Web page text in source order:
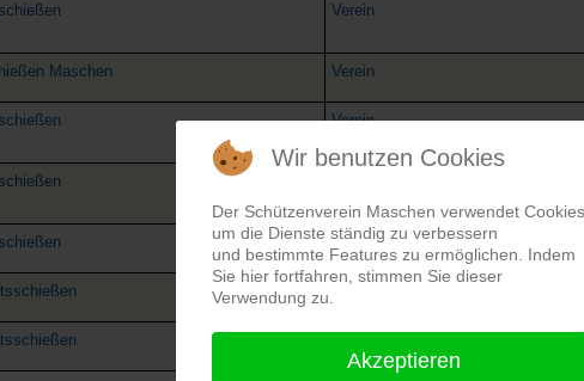
Verein
Maschen Verein
Verein
Verein
Wir benutzen Cookies
Der Schützenverein Maschen verwendet Cookies,
um die Dienste ständig zu verbessern
und bestimmte Features zu ermöglichen. Indem
Sie hier fortfahren, stimmen Sie dieser
Verwendung zu.
Akzeptieren